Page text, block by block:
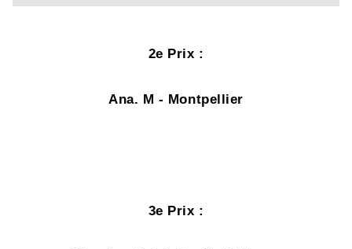
2e Prix :
Ana. M - Montpellier
3e Prix :